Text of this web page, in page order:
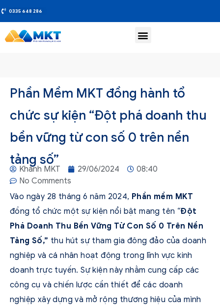
0335 648 286
Phần Mềm MKT đồng hành tổ
chức sự kiện “Đột phá doanh thu
bền vững từ con số 0 trên nền
tảng số”
Khánh MKT 29/06/2024
08:40
No Comments
Vào ngày 28 tháng 6 năm 2024, Phần mềm MKT
đồng tổ chức một sự kiện nổi bật mang tên “Đột
Phá Doanh Thu Bền Vững Từ Con Số 0 Trên Nền
Tảng Số,” thu hút sự tham gia đông đảo của doanh
nghiệp và cá nhân hoạt động trong lĩnh vực kinh
doanh trực tuyến. Sự kiện này nhằm cung cấp các
công cụ và chiến lược cần thiết để các doanh
nghiệp xây dựng và mở rộng thương hiệu của mình